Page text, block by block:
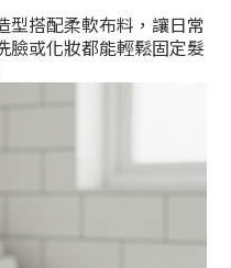
型搭配柔軟布料，讓日常
臉或化妝都能輕鬆固定髮